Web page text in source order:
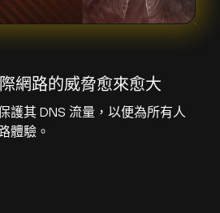
網路的威脅愈來愈大
護其 DNS 流量，以便為所有人
體驗。